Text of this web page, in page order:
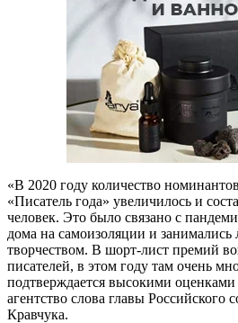
«В 2020 году количество
«Писатель года» увеличилось и
человек. Это было связано с
дома на самоизоляции и занимались
творчеством. В шорт-лист премий
писателей, в этом году там очень
подтверждается высокими
агентство слова главы Российского
Кравчука.